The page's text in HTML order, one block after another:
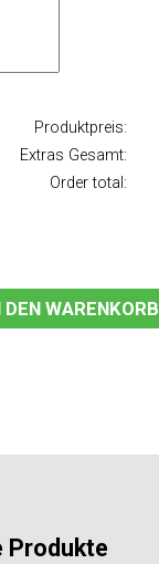
Produktpreis:
Extras Gesamt:
Order total:
DEN WARENKORB
Produkte